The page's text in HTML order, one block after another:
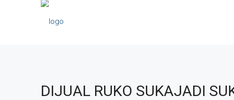
DIJUAL RUKO SUKAJADI